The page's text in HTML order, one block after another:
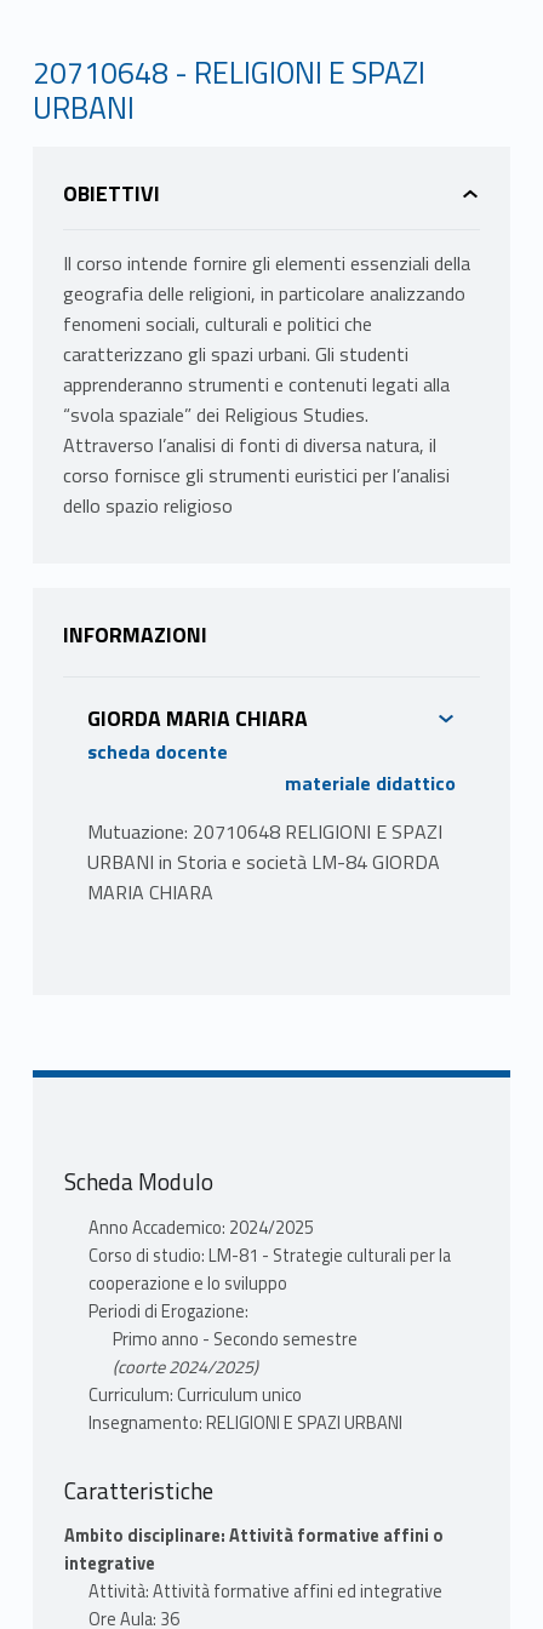
20710648 - RELIGIONI E SPAZI
URBANI
OBIETTIVI
Il corso intende fornire gli elementi essenziali della
geografia delle religioni, in particolare analizzando
fenomeni sociali, culturali e politici che
caratterizzano gli spazi urbani. Gli studenti
apprenderanno strumenti e contenuti legati alla
“svola spaziale” dei Religious Studies.
Attraverso l’analisi di fonti di diversa natura, il
corso fornisce gli strumenti euristici per l’analisi
dello spazio religioso
INFORMAZIONI
GIORDA MARIA CHIARA
scheda docente
materiale didattico
Mutuazione: 20710648 RELIGIONI E SPAZI
URBANI in Storia e società LM-84 GIORDA
MARIA CHIARA
In particolare approfondiremo:
Storia
Antropologia
Sociologia
Diritto
Geografia
Scienze cognitive
anche in chiave di costruzione degli studi e
Il corso affronta le tappe attraverso cui la
religione e le religioni hanno conquistato un
terreno indipendente in ambito accademico e
Scheda Modulo
Anno Accademico: 2024/2025
Corso di studio: LM-81 - Strategie culturali per la
cooperazione e lo sviluppo
Periodi di Erogazione:
Primo anno - Secondo semestre
(coorte 2024/2025)
Curriculum: Curriculum unico
Insegnamento: RELIGIONI E SPAZI URBANI
Caratteristiche
Ambito disciplinare: Attività formative affini o
integrative
Attività: Attività formative affini ed integrative
Ore Aula: 36